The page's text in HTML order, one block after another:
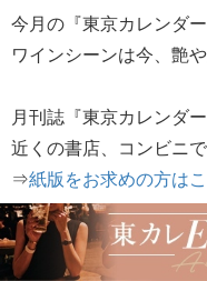
今月の『東京カレンダ
ワインシーンは今、艶
月刊誌『東京カレンダ
近くの書店、コンビニ
⇒紙版をお求めの方は
また、買いに行く時間
しまっている方には、